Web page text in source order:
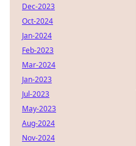
Dec-2023
Oct-2024
Jan-2024
Feb-2023
Mar-2024
Jan-2023
Jul-2023
May-2023
Aug-2024
Nov-2024